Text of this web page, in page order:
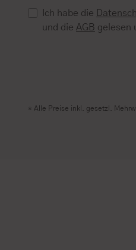
Ich habe die
und die AGB gelesen
* Alle Preise inkl. gesetzl.